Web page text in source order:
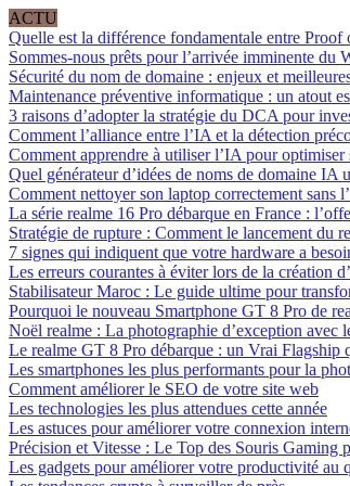
ACTU
Quelle est la différence fondamentale entre
Sommes-nous prêts pour l’arrivée imminente du
Sécurité du nom de domaine : enjeux et
Maintenance préventive informatique : un atout
3 raisons d’adopter la stratégie du DCA pour
Comment l’alliance entre l’IA et la détection
Comment apprendre à utiliser l’IA pour
Quel générateur d’idées de noms de domaine IA
Comment nettoyer son laptop correctement sans
La série realme 16 Pro débarque en France :
Stratégie de rupture : Comment le lancement du
7 signes qui indiquent que votre hardware a
Les erreurs courantes à éviter lors de la création
Stabilisateur Maroc : Le guide ultime pour
Pourquoi le nouveau Smartphone GT 8 Pro de
Noël realme : La photographie d’exception avec
Le realme GT 8 Pro débarque : un Vrai Flagship
Les smartphones les plus performants pour la
Comment améliorer le SEO de votre site web
Les technologies les plus attendues cette année
Les astuces pour améliorer votre connexion
Précision et Vitesse : Le Top des Souris Gaming
Les gadgets pour améliorer votre productivité au